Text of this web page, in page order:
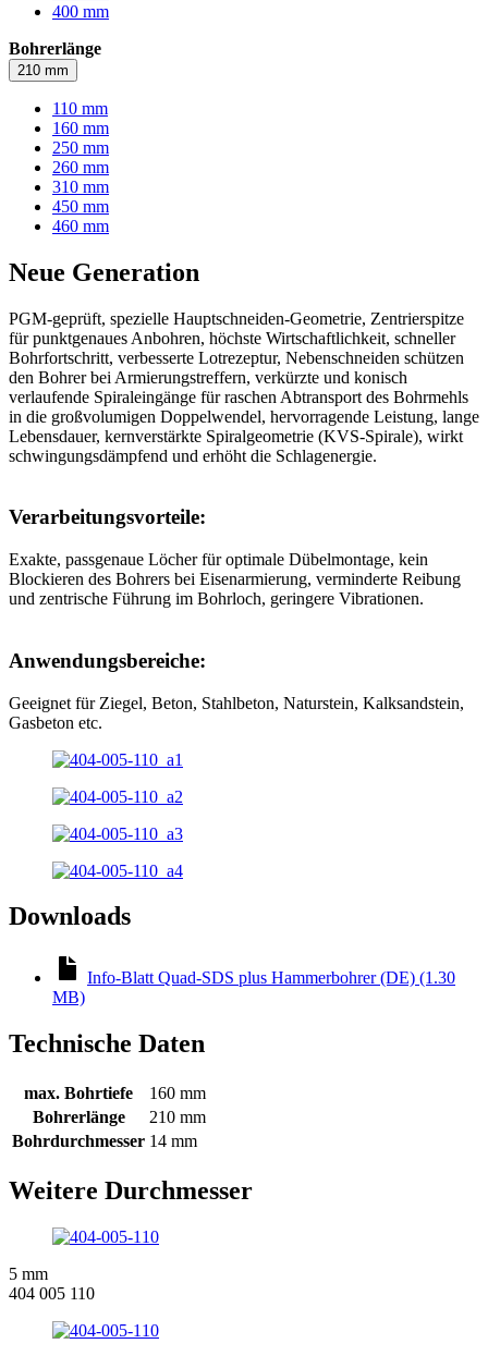
400 mm
Bohrerlänge
210 mm
110 mm
160 mm
250 mm
260 mm
310 mm
450 mm
460 mm
Neue Generation
PGM-geprüft, spezielle Hauptschneiden-Geometrie, Zentrierspitze
für punktgenaues Anbohren, höchste Wirtschaftlichkeit, schneller
Bohrfortschritt, verbesserte Lotrezeptur, Nebenschneiden schützen
den Bohrer bei Armierungstreffern, verkürzte und konisch
verlaufende Spiraleingänge für raschen Abtransport des Bohrmehls
in die großvolumigen Doppelwendel, hervorragende Leistung, lange
Lebensdauer, kernverstärkte Spiralgeometrie (KVS-Spirale), wirkt
schwingungsdämpfend und erhöht die Schlagenergie.
Verarbeitungsvorteile:
Exakte, passgenaue Löcher für optimale Dübelmontage, kein
Blockieren des Bohrers bei Eisenarmierung, verminderte Reibung
und zentrische Führung im Bohrloch, geringere Vibrationen.
Anwendungsbereiche:
Geeignet für Ziegel, Beton, Stahlbeton, Naturstein, Kalksandstein,
Gasbeton etc.
Downloads
Info-Blatt Quad-SDS plus Hammerbohrer (DE) (1.30
MB)
Technische Daten
max. Bohrtiefe
160 mm
Bohrerlänge
210 mm
Bohrdurchmesser 14 mm
Weitere Durchmesser
5 mm
404 005 110